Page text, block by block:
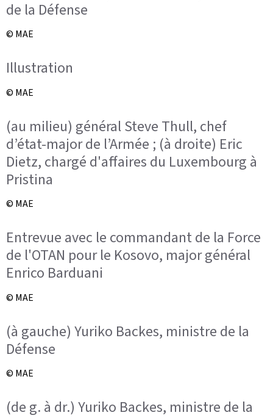
de la Défense
© MAE
Illustration
© MAE
(au milieu) général Steve Thull, chef
d’état-major de l’Armée ; (à droite) Eric
Dietz, chargé d'affaires du Luxembourg à
Pristina
© MAE
Entrevue avec le commandant de la Force
de l'OTAN pour le Kosovo, major général
Enrico Barduani
© MAE
(à gauche) Yuriko Backes, ministre de la
Défense
© MAE
(de g. à dr.) Yuriko Backes, ministre de la